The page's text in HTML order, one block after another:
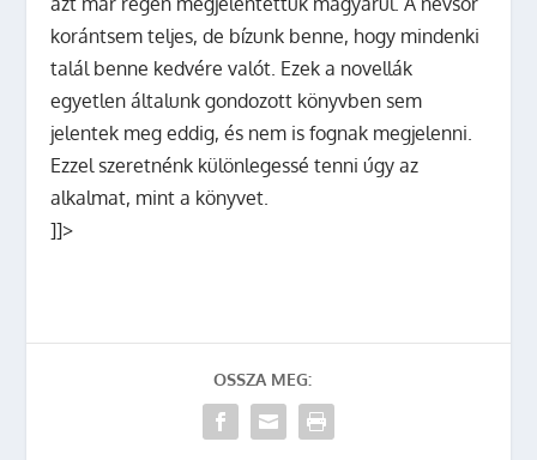
korántsem teljes, de bízunk benne, hogy mindenki
talál benne kedvére valót. Ezek a novellák
egyetlen általunk gondozott könyvben sem
jelentek meg eddig, és nem is fognak megjelenni.
Ezzel szeretnénk különlegessé tenni úgy az
alkalmat, mint a könyvet.
]]>
OSSZA MEG: